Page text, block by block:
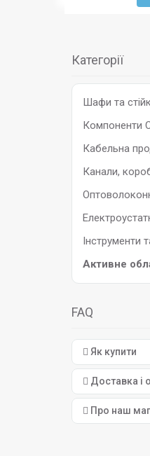
Категорії
Шафи та
Компоненти
Кабельна
Канали,
Інструменти
Активне
FAQ
Як купити
Доставка і
Про наш